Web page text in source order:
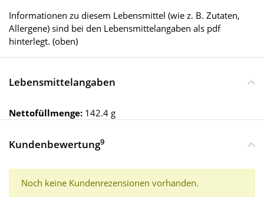
Informationen zu diesem Lebensmittel (wie z. B. Zutaten,
Allergene) sind bei den Lebensmittelangaben als pdf
hinterlegt. (oben)
Lebensmittelangaben
Nettofüllmenge: 142.4 g
Kundenbewertung9
Noch keine Kundenrezensionen vorhanden.